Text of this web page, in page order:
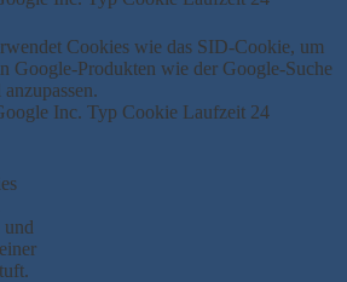
Cookies wie das SID-Cookie, um
Google-Produkten wie der Google-Suche
Inc. Typ Cookie Laufzeit 24
und